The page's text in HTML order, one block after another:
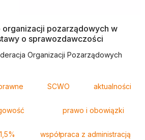
organizacji pozarządowych w
o sprawozdawczości
Organizacji Pozarządowych
SCWO aktualności
prawo i obowiązki
współpraca z administracją